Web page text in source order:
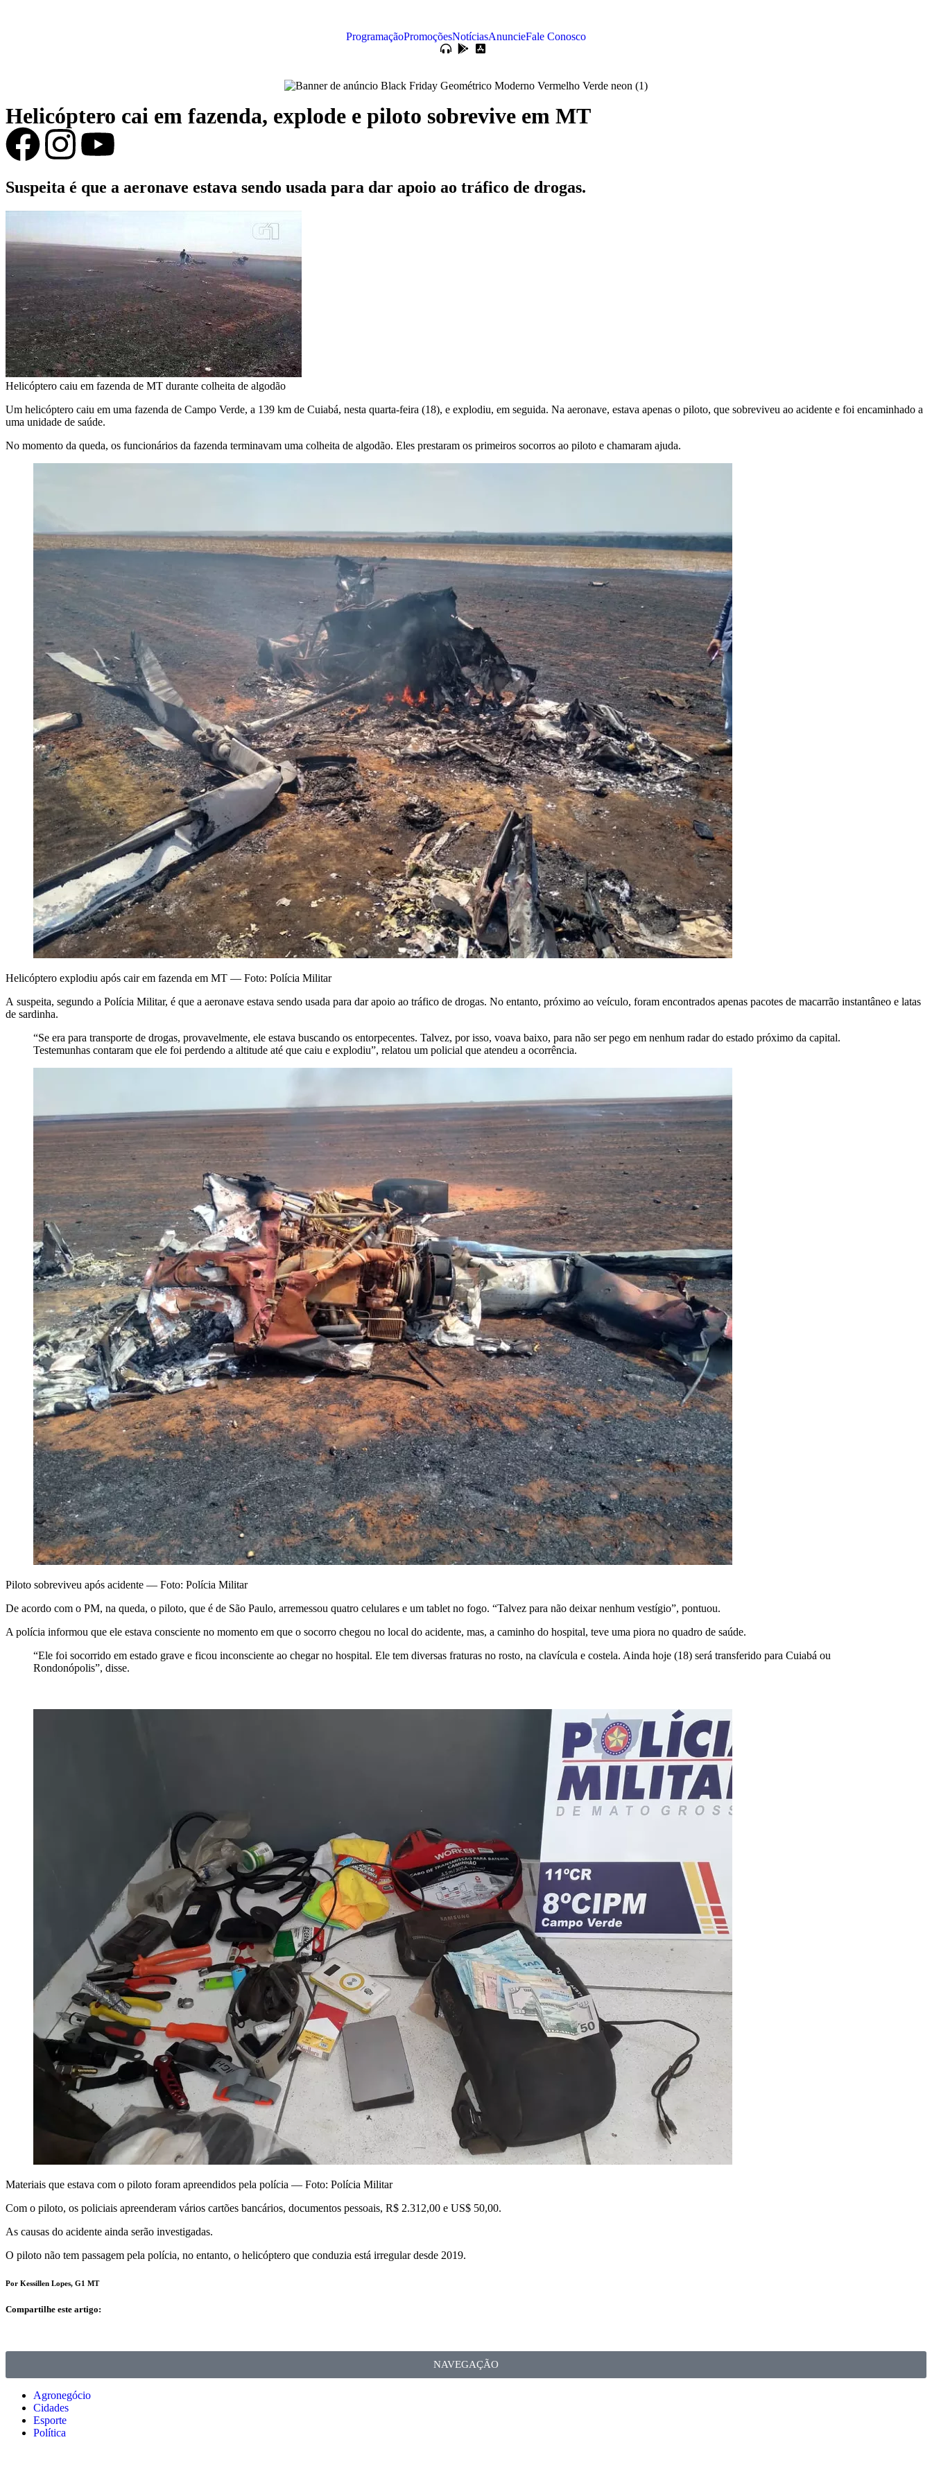
ProgramaçãoPromoçõesNotíciasAnuncieFale Conosco
Helicóptero cai em fazenda, explode e piloto sobrevive em MT
Suspeita é que a aeronave estava sendo usada para dar apoio ao tráfico de drogas.
Helicóptero caiu em fazenda de MT durante colheita de algodão
Um helicóptero caiu em uma fazenda de Campo Verde, a 139 km de Cuiabá, nesta quarta-feira (18), e explodiu, em seguida. Na aeronave, estava apenas o piloto, que sobreviveu ao acidente e foi encaminhado a
uma unidade de saúde.
No momento da queda, os funcionários da fazenda terminavam uma colheita de algodão. Eles prestaram os primeiros socorros ao piloto e chamaram ajuda.
Helicóptero explodiu após cair em fazenda em MT — Foto: Polícia Militar
A suspeita, segundo a Polícia Militar, é que a aeronave estava sendo usada para dar apoio ao tráfico de drogas. No entanto, próximo ao veículo, foram encontrados apenas pacotes de macarrão instantâneo e latas
de sardinha.
“Se era para transporte de drogas, provavelmente, ele estava buscando os entorpecentes. Talvez, por isso, voava baixo, para não ser pego em nenhum radar do estado próximo da capital.
Testemunhas contaram que ele foi perdendo a altitude até que caiu e explodiu”, relatou um policial que atendeu a ocorrência.
Piloto sobreviveu após acidente — Foto: Polícia Militar
De acordo com o PM, na queda, o piloto, que é de São Paulo, arremessou quatro celulares e um tablet no fogo. “Talvez para não deixar nenhum vestígio”, pontuou.
A polícia informou que ele estava consciente no momento em que o socorro chegou no local do acidente, mas, a caminho do hospital, teve uma piora no quadro de saúde.
“Ele foi socorrido em estado grave e ficou inconsciente ao chegar no hospital. Ele tem diversas fraturas no rosto, na clavícula e costela. Ainda hoje (18) será transferido para Cuiabá ou
Rondonópolis”, disse.
Materiais que estava com o piloto foram apreendidos pela polícia — Foto: Polícia Militar
Com o piloto, os policiais apreenderam vários cartões bancários, documentos pessoais, R$ 2.312,00 e US$ 50,00.
As causas do acidente ainda serão investigadas.
O piloto não tem passagem pela polícia, no entanto, o helicóptero que conduzia está irregular desde 2019.
Por Kessillen Lopes, G1 MT
Compartilhe este artigo:
NAVEGAÇÃO
Agronegócio
Cidades
Esporte
Política